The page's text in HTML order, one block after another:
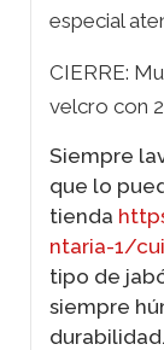
especial
CIERRE:
velcro con
Siempre
que lo
tienda
ntaria-1/
tipo de
siempre
durabilidad.